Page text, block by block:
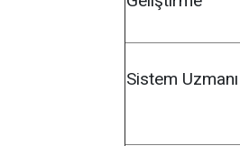
Sistem Uzmanı